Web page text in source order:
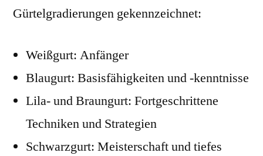
Gürtelgradierungen gekennzeichnet:
Weißgurt: Anfänger
Blaugurt: Basisfähigkeiten und -kenntnisse
Lila- und Braungurt: Fortgeschrittene
Techniken und Strategien
Schwarzgurt: Meisterschaft und tiefes